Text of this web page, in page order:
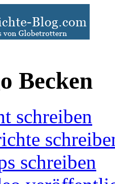
Becken
schreiben
schreiben